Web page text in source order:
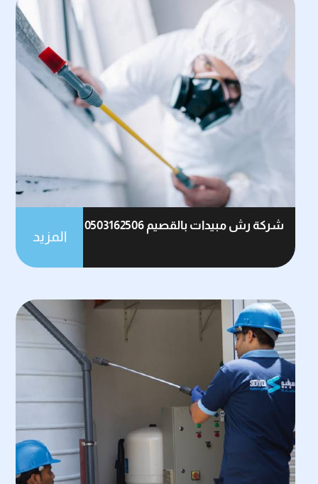
شركة رش مبيدات بالقصيم 0503162506
المزيد